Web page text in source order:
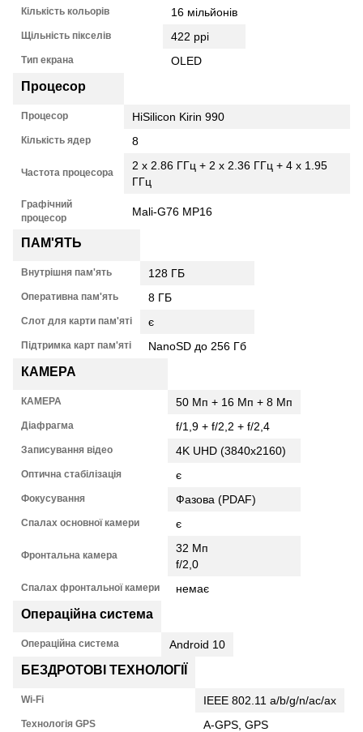
Кількість кольорів 16 мільйонів
Щільність пікселів 422 ppi
Тип екрана OLED
Процесор
Процесор HiSilicon Kirin 990
Кількість ядер 8
Частота процесора
2 х 2.86 ГГц + 2 х 2.36 ГГц + 4 х 1.95
ГГц
Графічний
процесор
Mali-G76 MP16
ПАМ'ЯТЬ
Внутрішня пам'ять 128 ГБ
Оперативна пам'ять 8 ГБ
Слот для карти пам'яті є
Підтримка карт пам'яті NanoSD до 256 Гб
КАМЕРА
КАМЕРА 50 Мп + 16 Мп + 8 Мп
Діафрагма f/1,9 + f/2,2 + f/2,4
Записування відео 4K UHD (3840x2160)
Оптична стабілізація є
Фокусування Фазова (PDAF)
Спалах основної камери є
Фронтальна камера
32 Мп
f/2,0
Спалах фронтальної камери немає
Операційна система
Операційна система Android 10
БЕЗДРОТОВІ ТЕХНОЛОГІЇ
Wi-Fi IEEE 802.11 a/b/g/n/ac/ax
Технологія GPS A-GPS, GPS